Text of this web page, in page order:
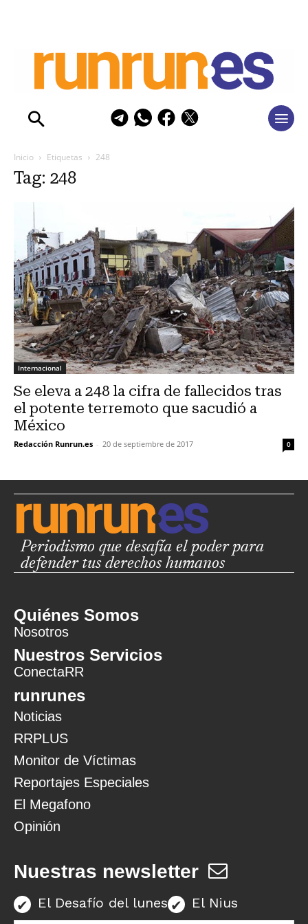
Inicio Etiquetas 248
Tag: 248
Internacional
Se eleva a 248 la cifra de fallecidos tras
el potente terremoto que sacudió a
México
Redacción Runrun.es - 20 de septiembre de 2017 0
Periodismo que desafía el poder para
defender tus derechos humanos
Quiénes Somos
Nosotros
Nuestros Servicios
ConectaRR
runrunes
Noticias
RRPLUS
Monitor de Víctimas
Reportajes Especiales
El Megafono
Opinión
Nuestras newsletter
El Desafío del lunes El Nius